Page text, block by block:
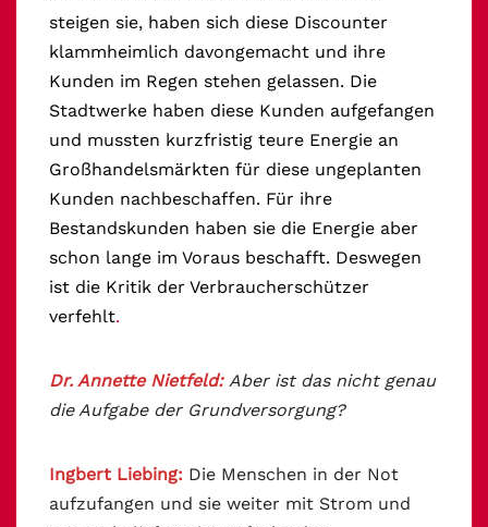
steigen sie, haben sich diese Discounter
klammheimlich davongemacht und ihre
Kunden im Regen stehen gelassen. Die
Stadtwerke haben diese Kunden aufgefangen
und mussten kurzfristig teure Energie an
Großhandelsmärkten für diese ungeplanten
Kunden nachbeschaffen. Für ihre
Bestandskunden haben sie die Energie aber
schon lange im Voraus beschafft. Deswegen
ist die Kritik der Verbraucherschützer
verfehlt.
Dr. Annette Nietfeld: Aber ist das nicht genau
die Aufgabe der Grundversorgung?
Ingbert Liebing: Die Menschen in der Not
aufzufangen und sie weiter mit Strom und